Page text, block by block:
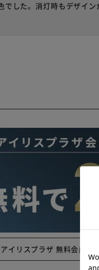
でした。消灯時もデザイ
アイリスプラザ 無料会員登